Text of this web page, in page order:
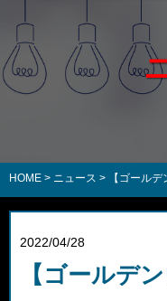
HOME > ニュース > 【ゴール
2022/04/28
【ゴールデ